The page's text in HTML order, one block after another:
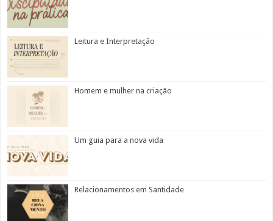
Leitura e Interpretação
Homem e mulher na criação
Um guia para a nova vida
Relacionamentos em Santidade